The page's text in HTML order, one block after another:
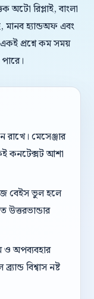
অটো রিপ্লাই, বাংলা
হ্যান্ডঅফ এবং
প্রশ্নে কম সময়
রাখে। মেসেঞ্জার
কনটেক্সট আশা
বেইস ভুল হলে
ও অপব্যবহার
বিশ্বাস নষ্ট